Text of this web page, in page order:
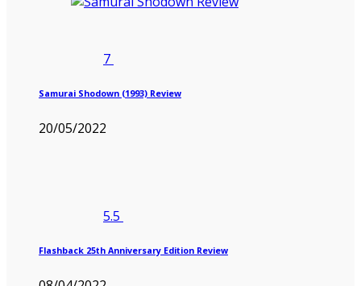
7
Samurai Shodown (1993) Review
20/05/2022
5.5
Flashback 25th Anniversary Edition Review